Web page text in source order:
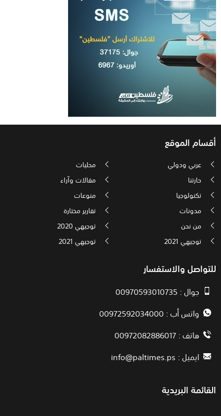
أقسام الموقع
عربي ودولي
محليات
حارتنا
مقالات وآراء
تكنولوجيا
منوعات
مدونات
تقارير مختارة
من نحن
توجيهي 2020
توجيهي 2021
توجيهي 2021
للتواصل والاستفسار
جوال : 00970593010735
واتس أب : 00972592034000
هاتف : 00972082886017
ايميل :info@paltimes.ps
القائمة البريدية